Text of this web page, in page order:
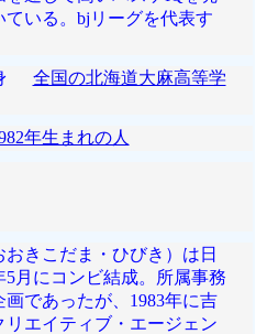
いる。bjリーグを代表す
身 全国の北海道大麻高等学
年生まれの人
きこだま・ひびき）は日
5月にコンビ結成。所属事務
であったが、1983年に吉
エイティブ・エージェン